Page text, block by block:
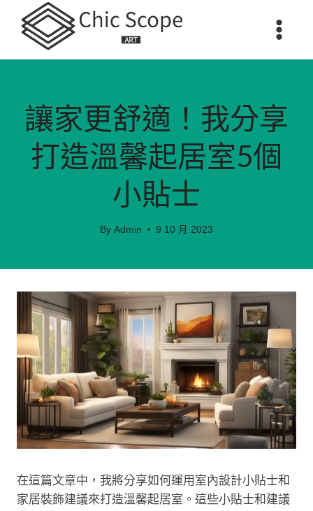
content
讓家更舒適！我分享
打造溫馨起居室5個
小貼士
By Admin 9 10 月 2023
在這篇文章中，我將分享如何運用室內設計小貼士和
家居裝飾建議來打造溫馨起居室。這些小貼士和建議